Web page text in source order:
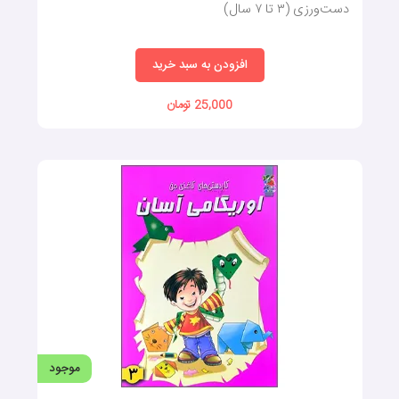
دست‌ورزی (۳ تا ۷ سال)
افزودن به سبد خرید
25,000 تومان
موجود